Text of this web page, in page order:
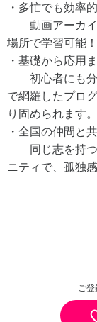
・多忙でも効率
動画アーカイ
場所で学習可能
・基礎から応用
初心者にも分
で網羅したプロ
り固められます。
・全国の仲間と
同じ志を持つ
ニティで、孤独
ご登